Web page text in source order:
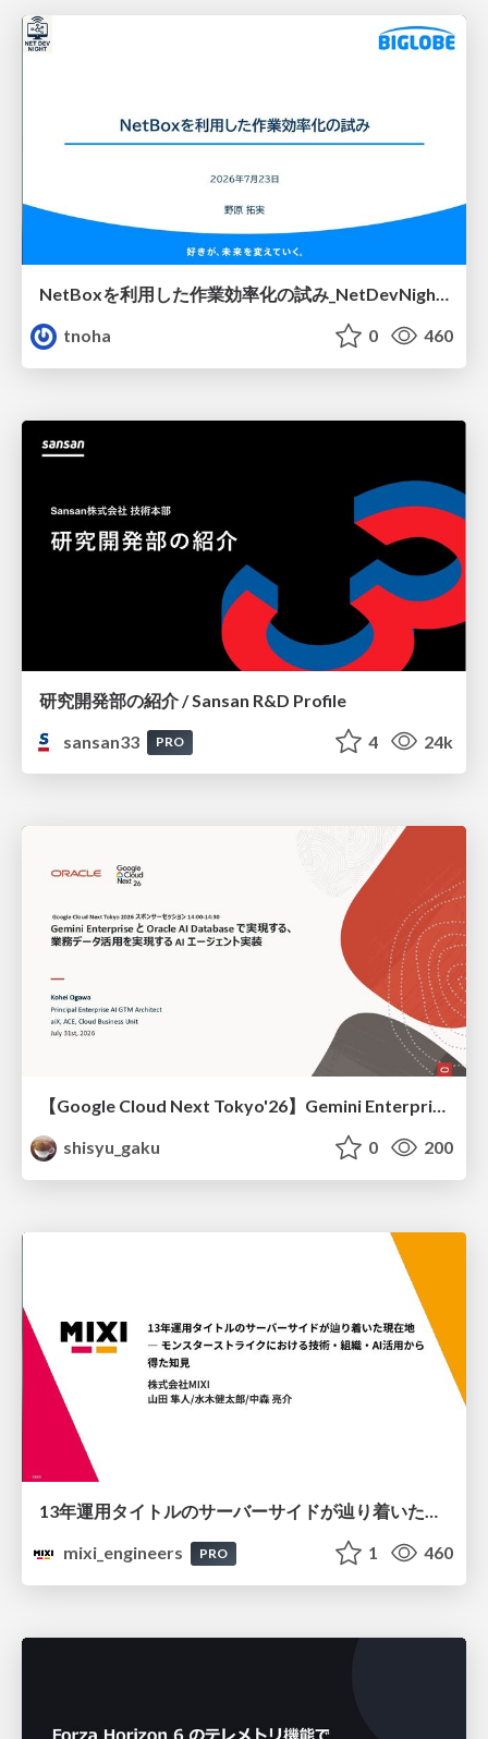
NetBoxを利用した作業効率化の試み_NetDevNight4
tnoha
0 460
研究開発部の紹介 / Sansan R&D Profile
sansan33
PRO 4 24k
【Google Cloud Next Tokyo'26】Gemini Enterprise と Oracle AI Database で実現する、 業務データ活用を実現する AI エージェント実装
shisyu_gaku
0 200
13年運用タイトルのサーバーサイドが辿り着いた現在地 ― モンスターストライクにおける技術・組織・AI活用から得た知見
mixi_engineers
PRO 1 460